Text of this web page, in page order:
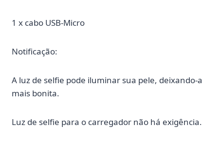
1 x cabo USB-Micro
Notificação:
A luz de selfie pode iluminar sua pele, deixando-a
mais bonita.
Luz de selfie para o carregador não há exigência.